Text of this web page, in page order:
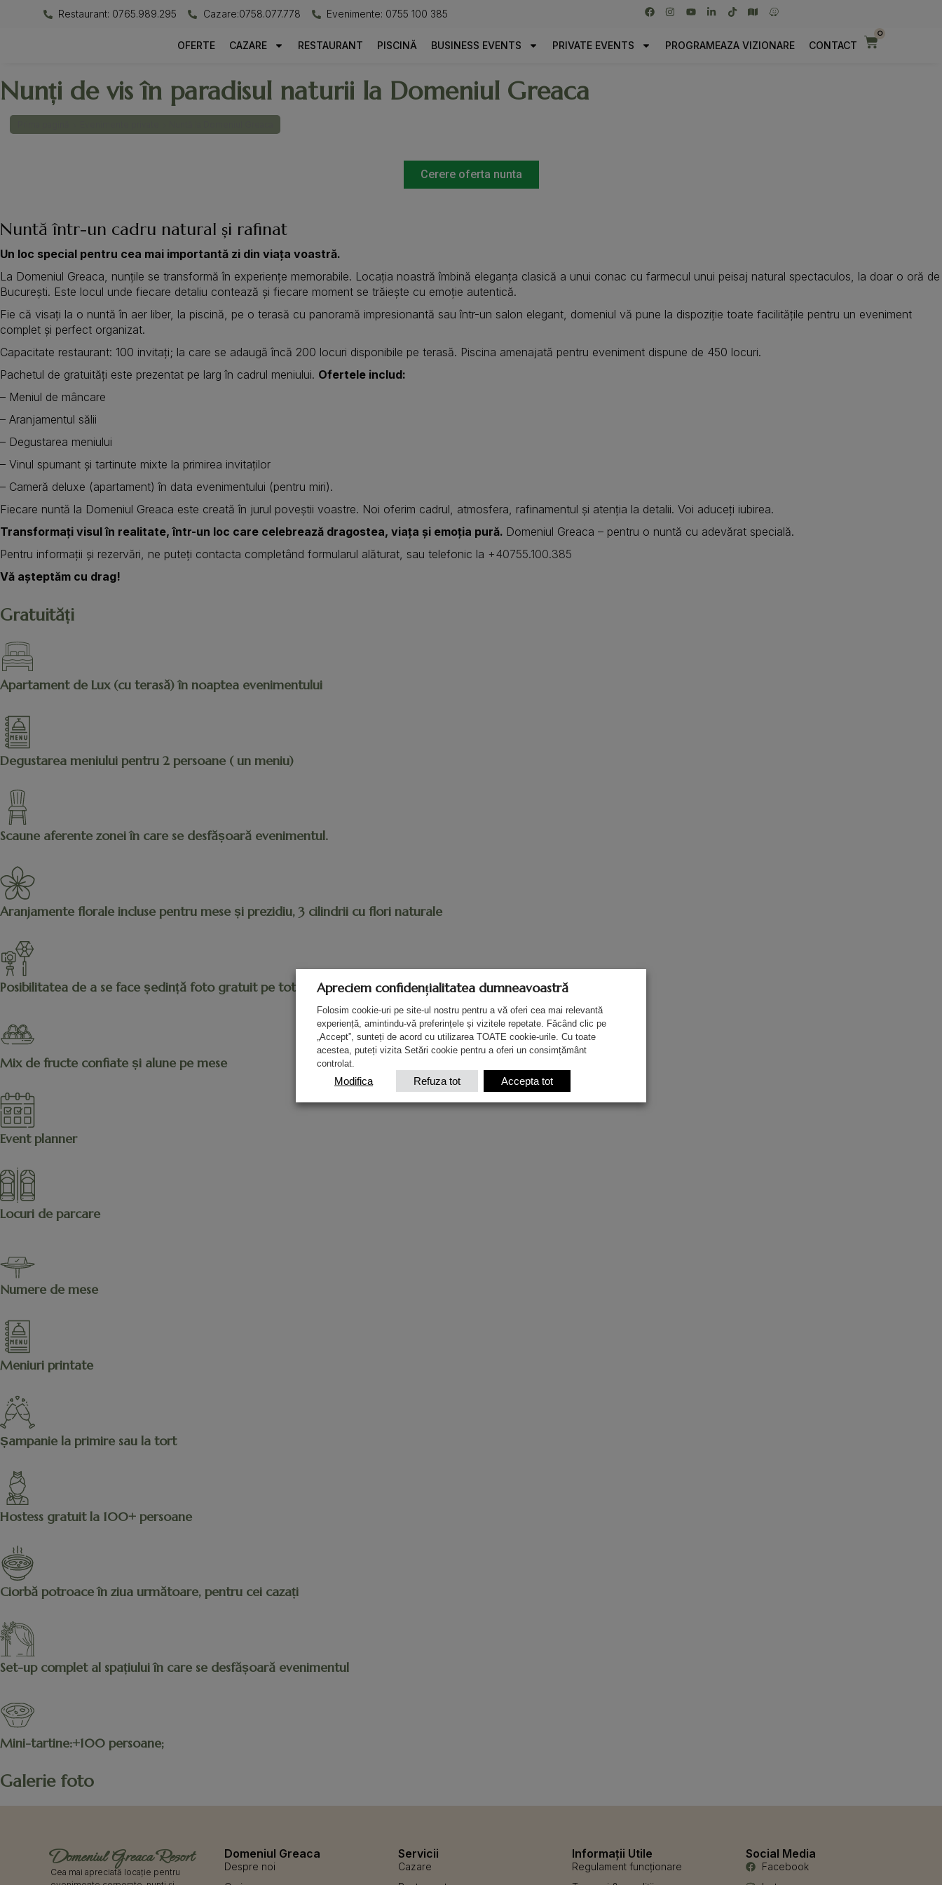
Restaurant: 0765.989.295 Cazare:0758.077.778 Evenimente: 0755 100 385
OFERTE CAZARE RESTAURANT PISCINĂ BUSINESS EVENTS PRIVATE EVENTS PROGRAMEAZA VIZIONARE CONTACT
0
Nunți de vis în paradisul naturii la Domeniul Greaca
Cerere oferta nunta
Nuntă într-un cadru natural și rafinat
Un loc special pentru cea mai importantă zi din viața voastră.
La Domeniul Greaca, nunțile se transformă în experiențe memorabile. Locația noastră îmbină eleganța clasică a unui conac cu farmecul unui peisaj natural spectaculos, la doar o oră de
București. Este locul unde fiecare detaliu contează și fiecare moment se trăiește cu emoție autentică.
Fie că visați la o nuntă în aer liber, la piscină, pe o terasă cu panoramă impresionantă sau într-un salon elegant, domeniul vă pune la dispoziție toate facilitățile pentru un eveniment
complet și perfect organizat.
Capacitate restaurant: 100 invitați; la care se adaugă încă 200 locuri disponibile pe terasă. Piscina amenajată pentru eveniment dispune de 450 locuri.
Pachetul de gratuități este prezentat pe larg în cadrul meniului. Ofertele includ:
– Meniul de mâncare
– Aranjamentul sălii
– Degustarea meniului
– Vinul spumant și tartinute mixte la primirea invitaților
– Cameră deluxe (apartament) în data evenimentului (pentru miri).
Fiecare nuntă la Domeniul Greaca este creată în jurul poveștii voastre. Noi oferim cadrul, atmosfera, rafinamentul și atenția la detalii. Voi aduceți iubirea.
Transformați visul în realitate, într-un loc care celebrează dragostea, viața și emoția pură. Domeniul Greaca – pentru o nuntă cu adevărat specială.
Pentru informații și rezervări, ne puteți contacta completând formularul alăturat, sau telefonic la +40755.100.385
Vă așteptăm cu drag!
Gratuități
Apartament de Lux (cu terasă) în noaptea evenimentului
Degustarea meniului pentru 2 persoane ( un meniu)
Scaune aferente zonei în care se desfășoară evenimentul.
Aranjamente florale incluse pentru mese și prezidiu, 3 cilindrii cu flori naturale
Posibilitatea de a se face ședință foto gratuit pe tot Domeniul
Mix de fructe confiate și alune pe mese
Event planner
Locuri de parcare
Numere de mese
Meniuri printate
Șampanie la primire sau la tort
Hostess gratuit la 100+ persoane
Ciorbă potroace în ziua următoare, pentru cei cazați
Set-up complet al spațiului în care se desfășoară evenimentul
Mini-tartine:+100 persoane;
Galerie foto
Domeniul Greaca Resort
Cea mai apreciată locație pentru
Domeniul Greaca
Despre noi
Servicii
Cazare
Informații Utile
Regulament funcționare
Social Media
Facebook
Apreciem confidențialitatea dumneavoastră
Folosim cookie-uri pe site-ul nostru pentru a vă oferi cea mai relevantă
experiență, amintindu-vă preferințele și vizitele repetate. Făcând clic pe
„Accept”, sunteți de acord cu utilizarea TOATE cookie-urile. Cu toate
acestea, puteți vizita Setări cookie pentru a oferi un consimțământ
controlat.
Modifica Refuza tot Accepta tot